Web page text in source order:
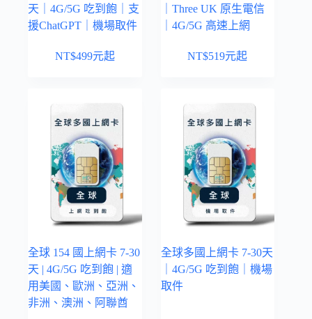
天｜4G/5G 吃到飽｜支
援ChatGPT｜機場取件
NT$499元起
｜Three UK 原生電信
｜4G/5G 高速上網
NT$519元起
全球 154 國上網卡 7-30
天 | 4G/5G 吃到飽 | 適
用美國、歐洲、亞洲、
非洲、澳洲、阿聯酋
全球多國上網卡 7-30天
｜4G/5G 吃到飽｜機場
取件